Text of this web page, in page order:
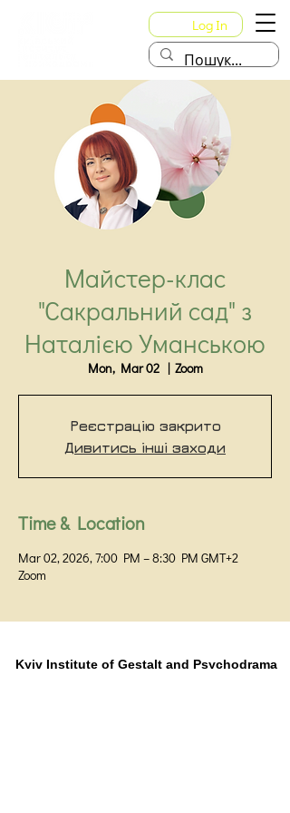
Log In
Майстер-клас
"Сакральний сад" з
Наталією Уманською
Mon, Mar 02
  |
Zoom
Реєстрацію закрито
Дивитись інші заходи
Time & Location
Mar 02, 2026, 7:00 PM – 8:30 PM GMT+2
Zoom
Kyiv Institute of Gestalt and Psychodrama